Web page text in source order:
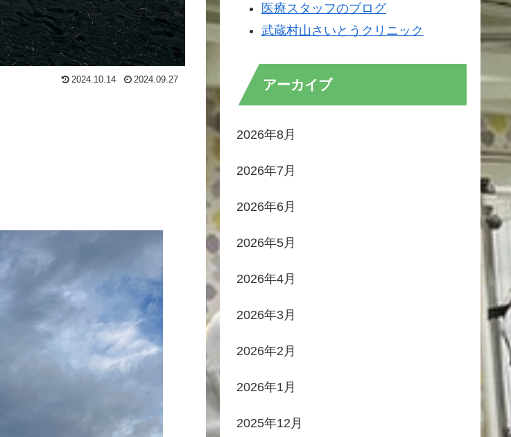
2024.10.14 2024.09.27
医療スタッフのブログ
武蔵村山さいとうクリニック
アーカイブ
2026年8月
2026年7月
2026年6月
2026年5月
2026年4月
2026年3月
2026年2月
2026年1月
2025年12月